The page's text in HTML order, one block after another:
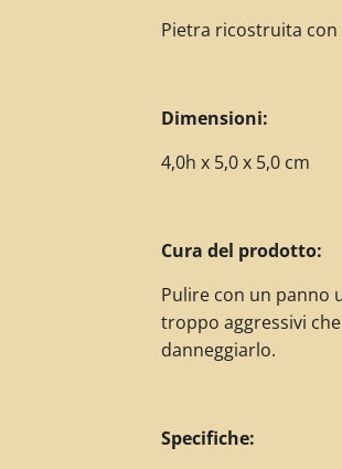
Pietra ricostruita
Dimensioni:
4,0h x 5,0 x 5,0 cm
Cura del prodotto:
Pulire con un panno
troppo aggressivi
danneggiarlo.
Specifiche: